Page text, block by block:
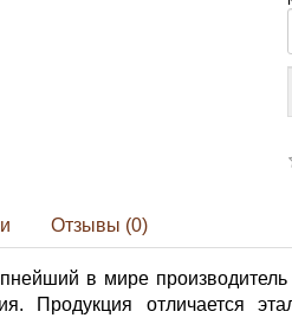
Отзывы (0)
в мире
Продукция отличается